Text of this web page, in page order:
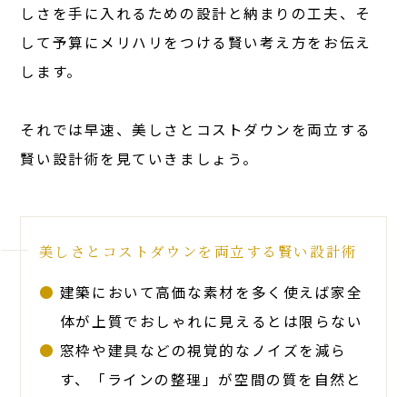
しさを手に入れるための設計と納まりの工夫、そ
して予算にメリハリをつける賢い考え方をお伝え
します。
それでは早速、美しさとコストダウンを両立する
賢い設計術を見ていきましょう。
美しさとコストダウンを両立する賢い設計術
建築において高価な素材を多く使えば家全
体が上質でおしゃれに見えるとは限らない
窓枠や建具などの視覚的なノイズを減ら
す、「ラインの整理」が空間の質を自然と